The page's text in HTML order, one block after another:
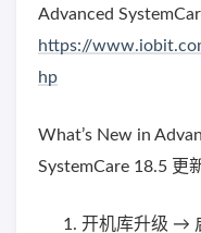
Advanced
https://
hp
What’s New in
SystemCare 18.5 更
开机库升级 →